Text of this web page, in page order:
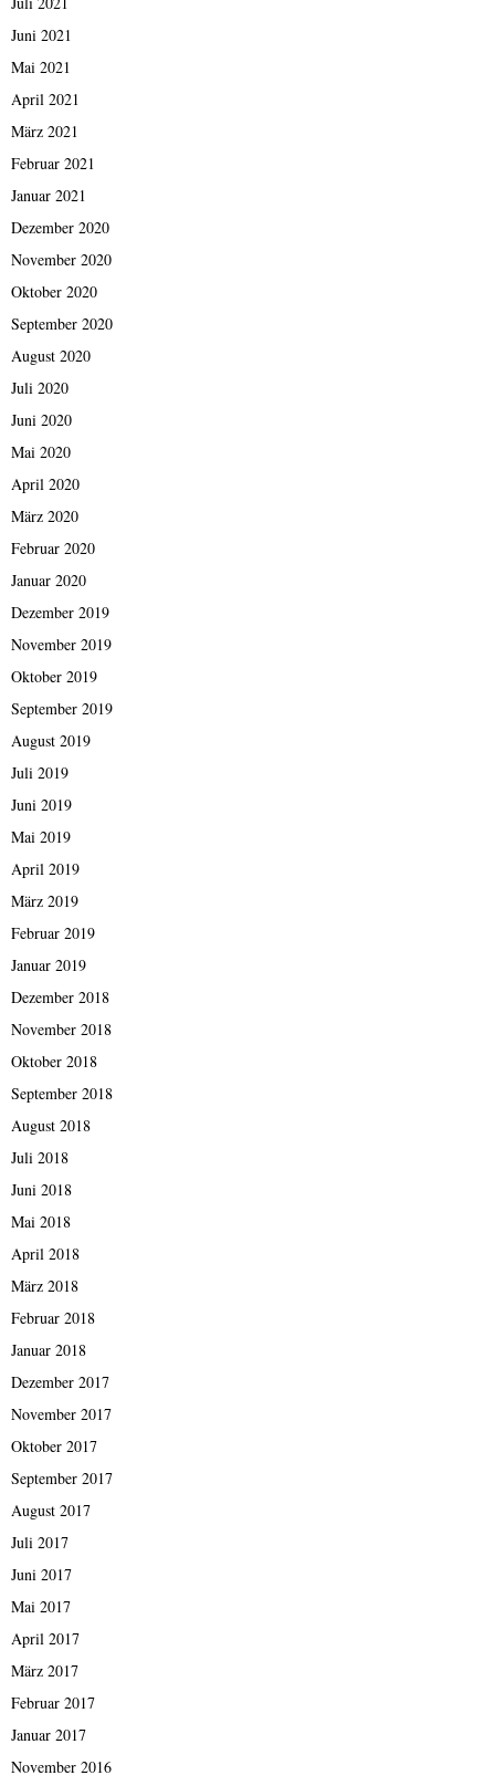
Juni 2021
Mai 2021
April 2021
März 2021
Februar 2021
Januar 2021
Dezember 2020
November 2020
Oktober 2020
September 2020
August 2020
Juli 2020
Juni 2020
Mai 2020
April 2020
März 2020
Februar 2020
Januar 2020
Dezember 2019
November 2019
Oktober 2019
September 2019
August 2019
Juli 2019
Juni 2019
Mai 2019
April 2019
März 2019
Februar 2019
Januar 2019
Dezember 2018
November 2018
Oktober 2018
September 2018
August 2018
Juli 2018
Juni 2018
Mai 2018
April 2018
März 2018
Februar 2018
Januar 2018
Dezember 2017
November 2017
Oktober 2017
September 2017
August 2017
Juli 2017
Juni 2017
Mai 2017
April 2017
März 2017
Februar 2017
Januar 2017
November 2016